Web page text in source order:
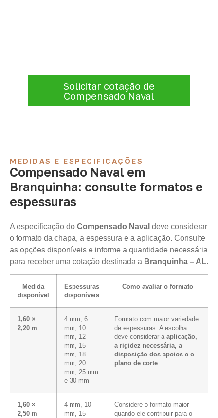
Solicitar cotação de
Compensado Naval
MEDIDAS E ESPECIFICAÇÕES
Compensado Naval em
Branquinha: consulte formatos e
espessuras
A especificação do Compensado Naval deve considerar
o formato da chapa, a espessura e a aplicação. Consulte
as opções disponíveis e informe a quantidade necessária
para receber uma cotação destinada a Branquinha – AL.
Medida
disponível
Espessuras
disponíveis
Como avaliar o formato
1,60 ×
2,20 m
4 mm, 6
mm, 10
mm, 12
mm, 15
mm, 18
mm, 20
mm, 25 mm
e 30 mm
Formato com maior variedade
de espessuras. A escolha
deve considerar a aplicação,
a rigidez necessária, a
disposição dos apoios e o
plano de corte.
1,60 ×
2,50 m
4 mm, 10
mm, 15
Considere o formato maior
quando ele contribuir para o